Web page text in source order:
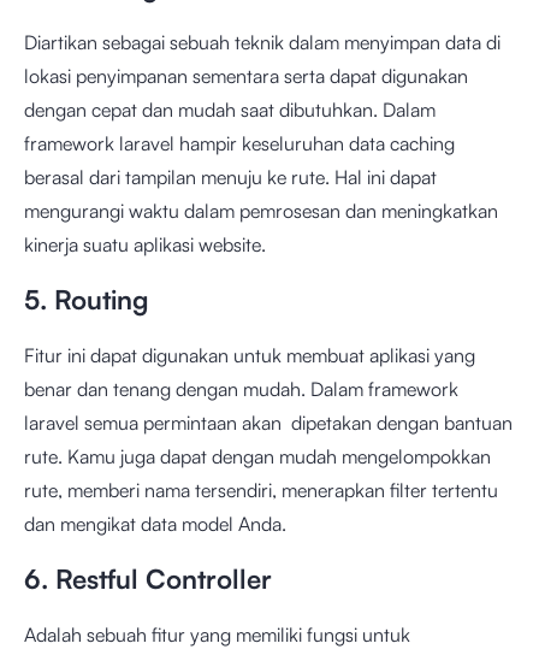
Diartikan sebagai sebuah teknik dalam menyimpan data di
lokasi penyimpanan sementara serta dapat digunakan
dengan cepat dan mudah saat dibutuhkan. Dalam
framework laravel hampir keseluruhan data caching
berasal dari tampilan menuju ke rute. Hal ini dapat
mengurangi waktu dalam pemrosesan dan meningkatkan
kinerja suatu aplikasi website.
5. Routing
Fitur ini dapat digunakan untuk membuat aplikasi yang
benar dan tenang dengan mudah. Dalam framework
laravel semua permintaan akan dipetakan dengan bantuan
rute. Kamu juga dapat dengan mudah mengelompokkan
rute, memberi nama tersendiri, menerapkan filter tertentu
dan mengikat data model Anda.
6. Restful Controller
Adalah sebuah fitur yang memiliki fungsi untuk